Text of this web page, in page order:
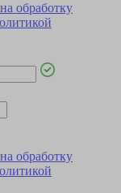
обработку
обработку